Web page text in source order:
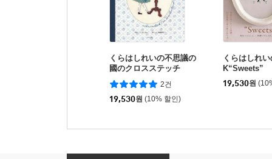
くらはしれいの不思議の
國のクロスステッチ
2건
19,530원 (10% 할인)
くらはしれ
K“Sweets”
19,530원